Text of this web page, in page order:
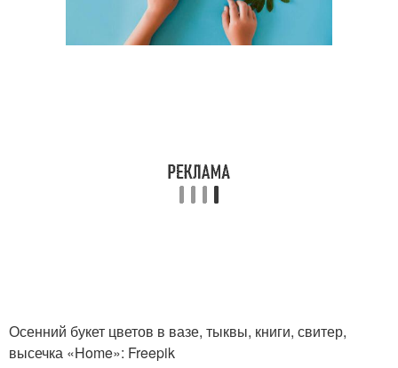
Осенний букет цветов в вазе, тыквы, книги, свитер,
высечка «Home»: Freepik